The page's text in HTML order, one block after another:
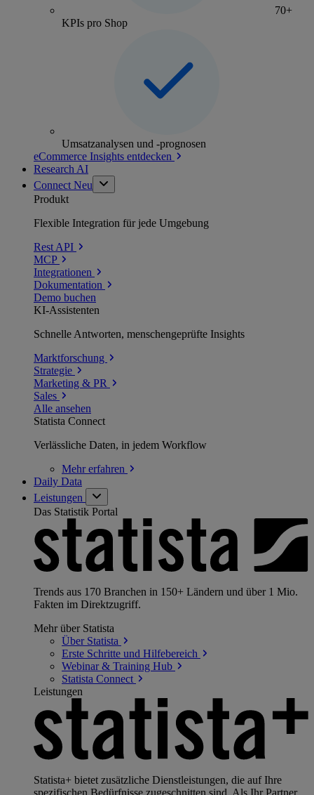
70+
KPIs pro Shop
Umsatzanalysen und -prognosen
eCommerce Insights entdecken
Research AI
Connect Neu
Produkt
Flexible Integration für jede Umgebung
Rest API
MCP
Integrationen
Dokumentation
Demo buchen
KI-Assistenten
Schnelle Antworten, menschengeprüfte Insights
Marktforschung
Strategie
Marketing & PR
Sales
Alle ansehen
Statista Connect
Verlässliche Daten, in jedem Workflow
Mehrerfahren
Daily Data
Leistungen
Das Statistik Portal
Trends aus 170 Branchen in 150+ Ländern und über 1 Mio.
Fakten im Direktzugriff.
Mehr über Statista
Über Statista
Erste Schritte und Hilfebereich
Webinar & Training Hub
Statista Connect
Leistungen
Statista+ bietet zusätzliche Dienstleistungen, die auf Ihre
spezifischen Bedürfnisse zugeschnitten sind. Als Ihr Partner